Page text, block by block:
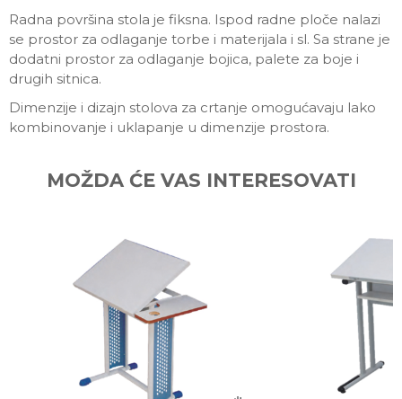
Radna površina stola je fiksna. Ispod radne ploče nalazi
se prostor za odlaganje torbe i materijala i sl. Sa strane je
dodatni prostor za odlaganje bojica, palete za boje i
drugih sitnica.
Dimenzije i dizajn stolova za crtanje omogućavaju lako
kombinovanje i uklapanje u dimenzije prostora.
MOŽDA ĆE VAS INTERESOVATI